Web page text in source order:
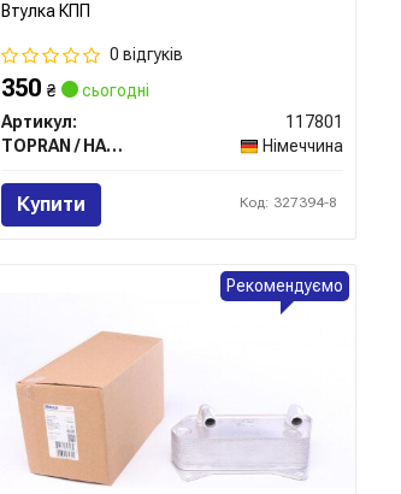
Втулка КПП
0 відгуків
350₴
сьогодні
Артикул:
117801
TOPRAN / HANS PRIES
Німеччина
Купити Код: 327394-8
Рекомендуємо